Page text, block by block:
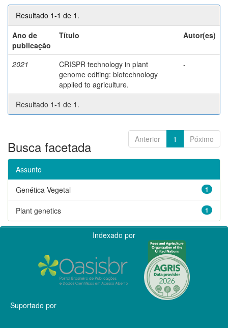
Resultado 1-1 de 1.
Ano de
publicação
Título Autor(es)
2021
CRISPR technology in plant
genome editing: biotechnology
applied to agriculture.
-
Resultado 1-1 de 1.
Anterior 1 Póximo
Busca facetada
Assunto
1
Genética Vegetal
1
Plant genetics
Indexado por
Suportado por